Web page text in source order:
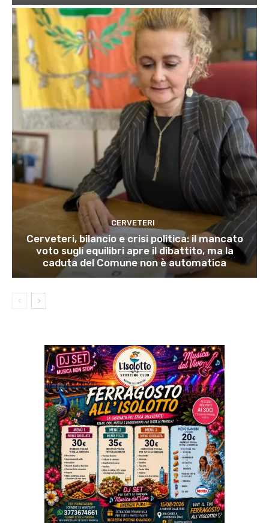
CERVETERI
Cerveteri, bilancio e crisi politica: il mancato
voto sugli equilibri apre il dibattito, ma la
caduta del Comune non è automatica